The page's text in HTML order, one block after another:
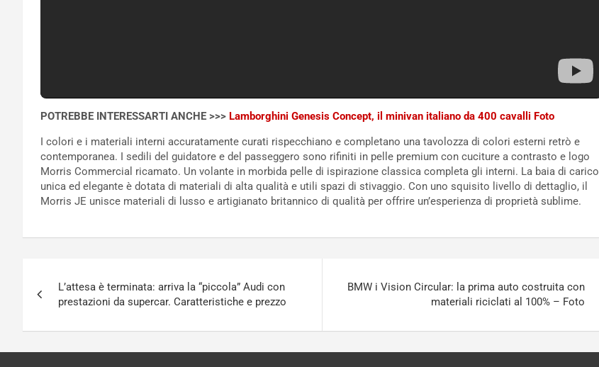
POTREBBE INTERESSARTI ANCHE >>> Lamborghini Genesis Concept, il minivan italiano da 400 cavalli Foto
I colori e i materiali interni accuratamente curati rispecchiano e completano una tavolozza di colori esterni retrò e
contemporanea. I sedili del guidatore e del passeggero sono rifiniti in pelle premium con cuciture a contrasto e logo
Morris Commercial ricamato. Un volante in morbida pelle di ispirazione classica completa gli interni. La baia di carico
unica ed elegante è dotata di materiali di alta qualità e utili spazi di stivaggio. Con uno squisito livello di dettaglio, il
Morris JE unisce materiali di lusso e artigianato britannico di qualità per offrire un’esperienza di proprietà sublime.
articoli
L’attesa è terminata: arriva la “piccola” Audi con
prestazioni da supercar. Caratteristiche e prezzo
BMW i Vision Circular: la prima auto costruita con
materiali riciclati al 100% – Foto